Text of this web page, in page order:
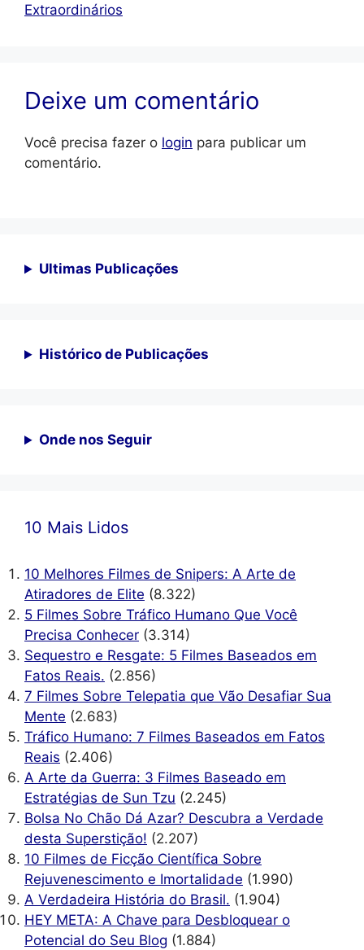
Extraordinários
Deixe um comentário
Você precisa fazer o login para publicar um
comentário.
Ultimas Publicações
Histórico de Publicações
Onde nos Seguir
10 Mais Lidos
10 Melhores Filmes de Snipers: A Arte de
Atiradores de Elite (8.322)
5 Filmes Sobre Tráfico Humano Que Você
Precisa Conhecer (3.314)
Sequestro e Resgate: 5 Filmes Baseados em
Fatos Reais. (2.856)
7 Filmes Sobre Telepatia que Vão Desafiar Sua
Mente (2.683)
Tráfico Humano: 7 Filmes Baseados em Fatos
Reais (2.406)
A Arte da Guerra: 3 Filmes Baseado em
Estratégias de Sun Tzu (2.245)
Bolsa No Chão Dá Azar? Descubra a Verdade
desta Superstição! (2.207)
10 Filmes de Ficção Científica Sobre
Rejuvenescimento e Imortalidade (1.990)
A Verdadeira História do Brasil. (1.904)
HEY META: A Chave para Desbloquear o
Potencial do Seu Blog (1.884)